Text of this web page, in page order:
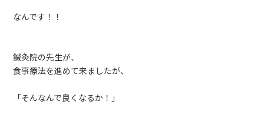
なんです！！
鍼灸院の先生が、
食事療法を進めて来ましたが、
「そんなんで良くなるか！」